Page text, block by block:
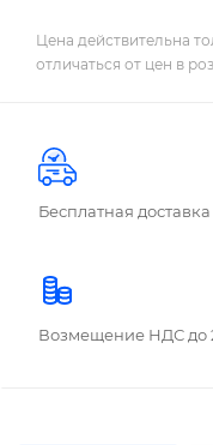
Цена действительна
отличаться от цен в
Бесплатная доставка
Возмещение НДС до